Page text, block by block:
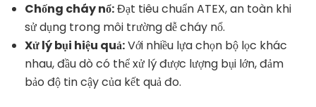
Chống cháy nổ:Đạt tiêu chuẩn ATEX, an toàn khi
sử dụng trong môi trường dễ cháy nổ.
Xử lý bụi hiệu quả:Với nhiều lựa chọn bộ lọc khác
nhau, đầu dò có thể xử lý được lượng bụi lớn, đảm
bảo độ tin cậy của kết quả đo.